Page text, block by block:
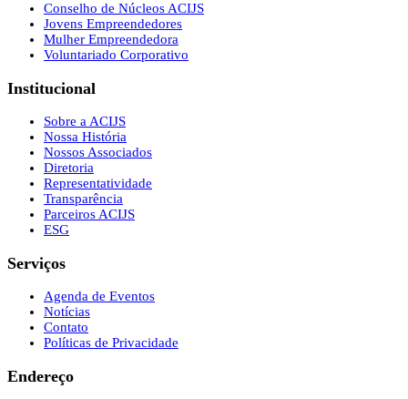
Conselho de Núcleos ACIJS
Jovens Empreendedores
Mulher Empreendedora
Voluntariado Corporativo
Institucional
Sobre a ACIJS
Nossa História
Nossos Associados
Diretoria
Representatividade
Transparência
Parceiros ACIJS
ESG
Serviços
Agenda de Eventos
Notícias
Contato
Políticas de Privacidade
Endereço